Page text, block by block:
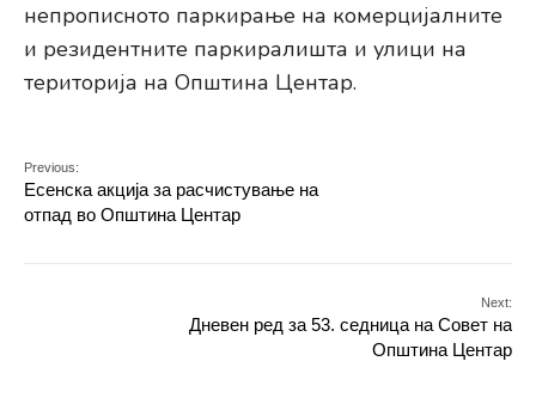
непрописното паркирање на комерцијалните
и резидентните паркиралишта и улици на
територија на Општина Центар.
Previous:
Есенска акција за расчистување на
отпад во Општина Центар
Next:
Дневен ред за 53. седница на Совет на
Општина Центар